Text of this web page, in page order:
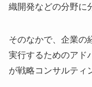
織開発などの分野に
そのなかで、企業の
実行するためのアド
が戦略コンサルティ